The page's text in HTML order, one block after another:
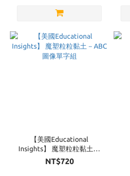
【美國Educational
Insights】 魔塑粒粒黏土－
ABC圖像單字組
NT$720